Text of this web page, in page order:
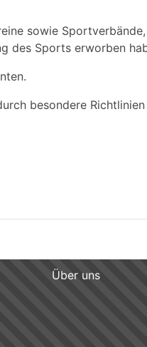
sowie
des Sports erworben
besondere
Über uns